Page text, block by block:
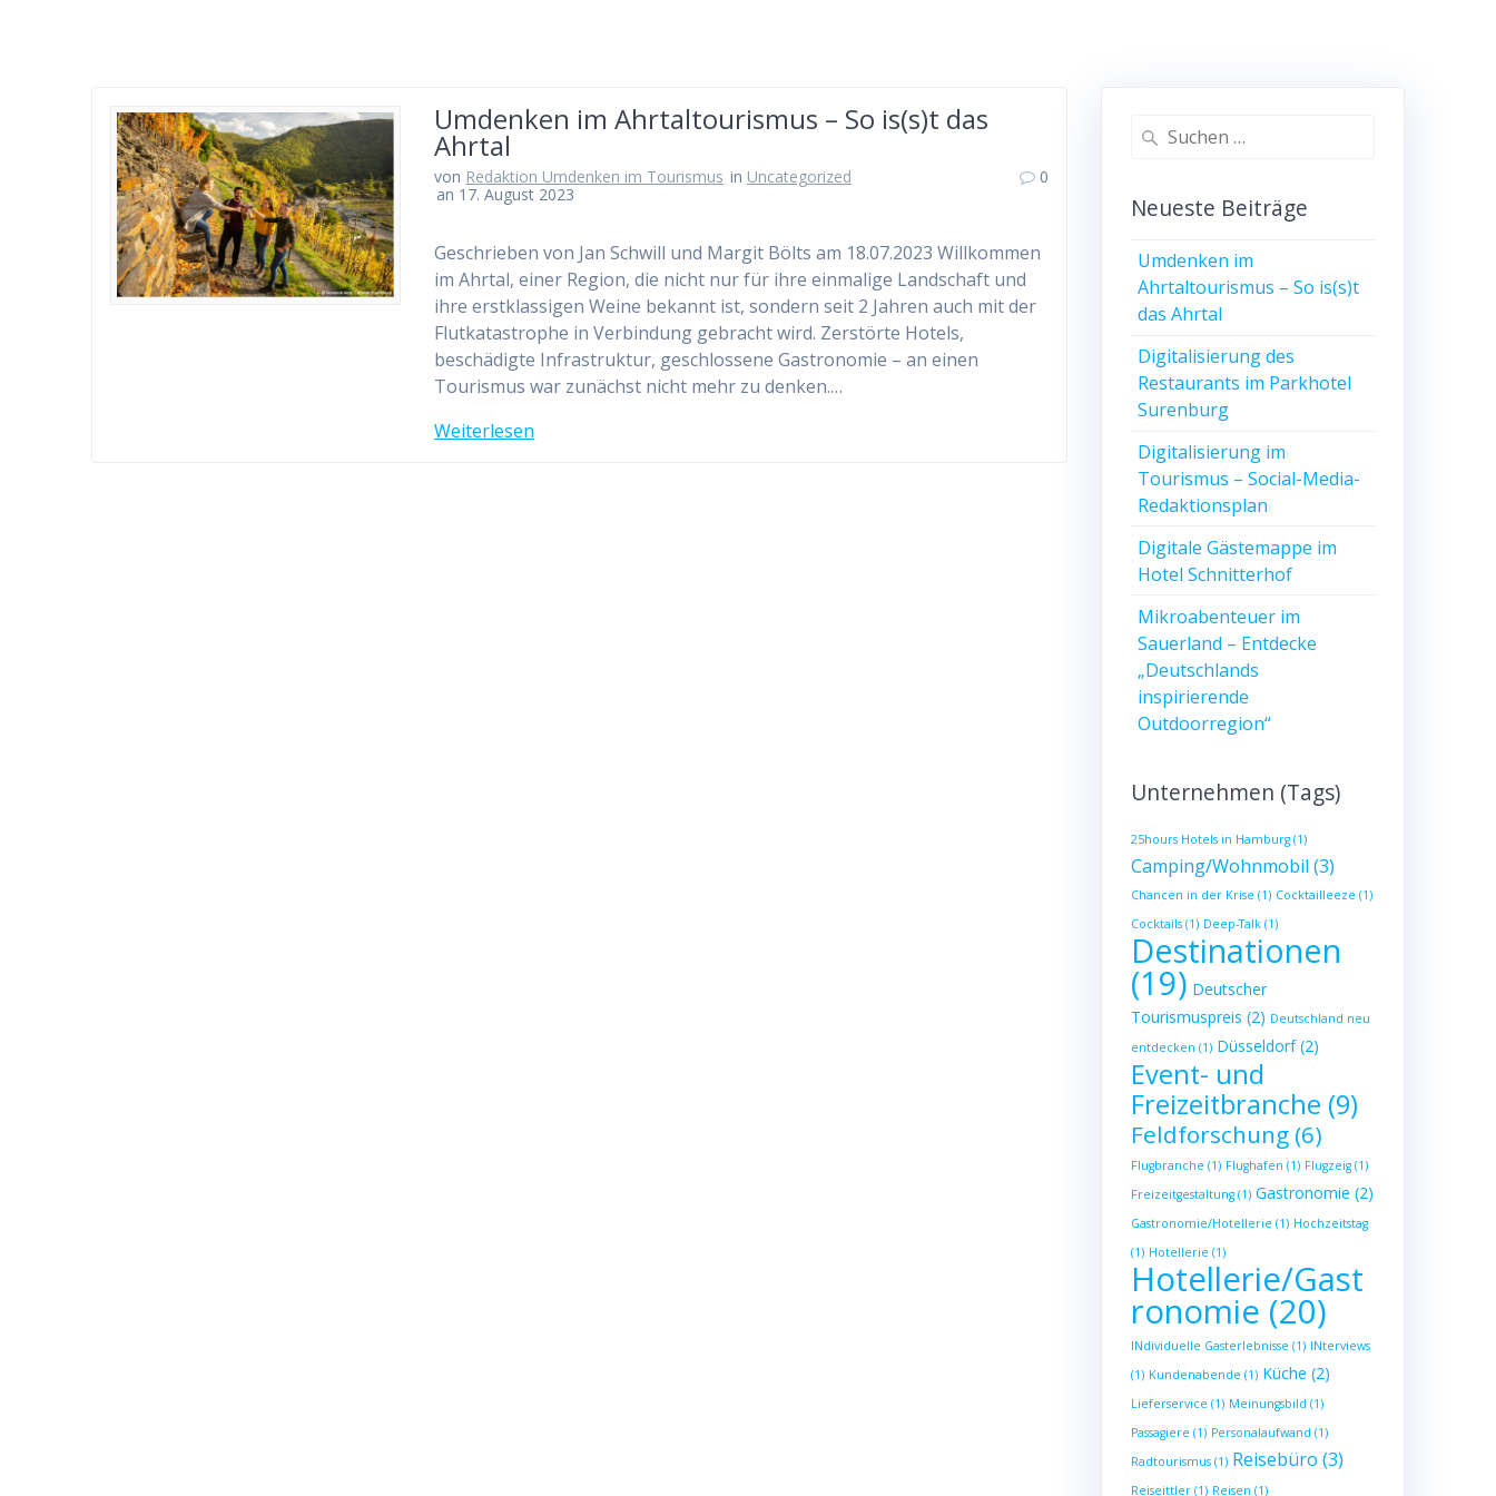
Umdenken im Ahrtaltourismus – So is(s)t das
Ahrtal
von Redaktion Umdenken im Tourismus in Uncategorized
an 17. August 2023
0
Geschrieben von Jan Schwill und Margit Bölts am 18.07.2023 Willkommen
im Ahrtal, einer Region, die nicht nur für ihre einmalige Landschaft und
ihre erstklassigen Weine bekannt ist, sondern seit 2 Jahren auch mit der
Flutkatastrophe in Verbindung gebracht wird. Zerstörte Hotels,
beschädigte Infrastruktur, geschlossene Gastronomie – an einen
Tourismus war zunächst nicht mehr zu denken.…
Weiterlesen
Suchen
Neueste Beiträge
Umdenken im
Ahrtaltourismus – So is(s)t
das Ahrtal
Digitalisierung des
Restaurants im Parkhotel
Surenburg
Digitalisierung im
Tourismus – Social-Media-
Redaktionsplan
Digitale Gästemappe im
Hotel Schnitterhof
Mikroabenteuer im
Sauerland – Entdecke
„Deutschlands
inspirierende
Outdoorregion“
Unternehmen (Tags)
25hours Hotels in Hamburg(1)
Camping/Wohnmobil(3)
Chancen in der Krise (1) Cocktailleeze (1)
Cocktails(1) Deep-Talk(1)
Destinationen
(19) Deutscher
Tourismuspreis (2) Deutschland neu
entdecken (1) Düsseldorf(2)
Event- und
Freizeitbranche (9)
Feldforschung(6)
Flugbranche (1) Flughafen (1) Flugzeig(1)
Freizeitgestaltung(1) Gastronomie (2)
Gastronomie/Hotellerie (1) Hochzeitstag
(1) Hotellerie (1)
Hotellerie/Gast
ronomie (20)
INdividuelle Gasterlebnisse (1) INterviews
(1) Kundenabende (1) Küche (2)
Lieferservice (1) Meinungsbild (1)
Passagiere (1) Personalaufwand (1)
Radtourismus(1) Reisebüro (3)
Reiseittler(1) Reisen (1)